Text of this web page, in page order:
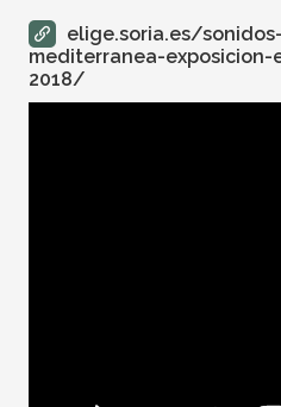
elige.soria.es/
mediterranea-
2018/